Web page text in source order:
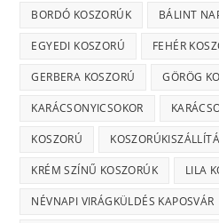
BORDÓ KOSZORÚK BÁLINT
EGYEDI KOSZORÚ FEHÉR
GERBERA KOSZORÚ GÖRÖG
KARÁCSONYICSOKOR
KOSZORÚ
KRÉM SZÍNŰ KOSZORÚK LILA
NÉVNAPI VIRÁGKÜLDÉS KAPOSVÁR